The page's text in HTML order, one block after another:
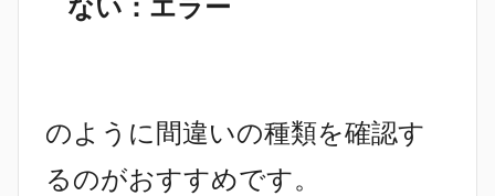
ない：エラー
のように間違いの種類を確認す
るのがおすすめです。